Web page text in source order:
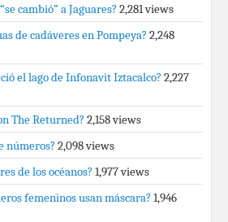
cambió” a Jaguares? 2,281 views
de cadáveres en Pompeya? 2,248
el lago de Infonavit Iztacalco? 2,227
The Returned? 2,158 views
números? 2,098 views
de los océanos? 1,977 views
femeninos usan máscara? 1,946